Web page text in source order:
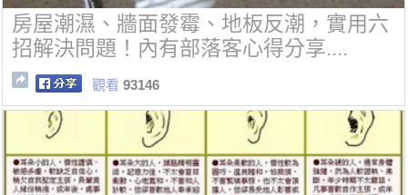
房屋潮濕、牆面發霉、地板反潮，實用六
招解決問題！內有部落客心得分享....
觀看 93146